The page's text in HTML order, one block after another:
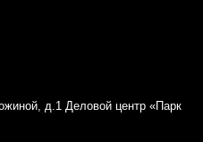
д.1 Деловой центр «Парк